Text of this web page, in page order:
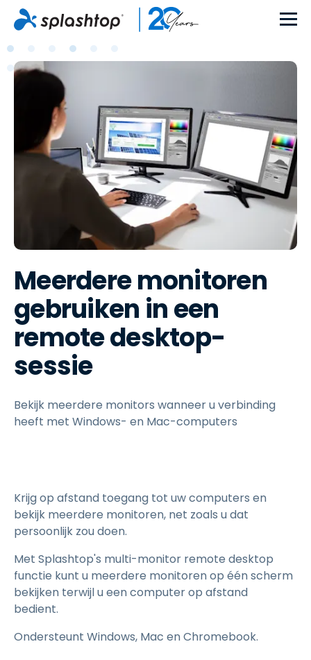
Meerdere monitoren
gebruiken in een
remote desktop-
sessie
Bekijk meerdere monitors wanneer u verbinding
heeft met Windows- en Mac-computers
Krijg op afstand toegang tot uw computers en
bekijk meerdere monitoren, net zoals u dat
persoonlijk zou doen.
Met Splashtop's multi-monitor remote desktop
functie kunt u meerdere monitoren op één scherm
bekijken terwijl u een computer op afstand
bedient.
Ondersteunt Windows, Mac en Chromebook.